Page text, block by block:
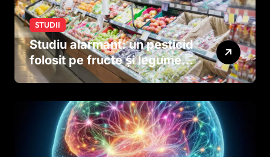
STUDII
Studiu alarmant: un pesticid
folosit pe fructe și legume
ar putea afecta dezvoltarea
dinainte de naștere